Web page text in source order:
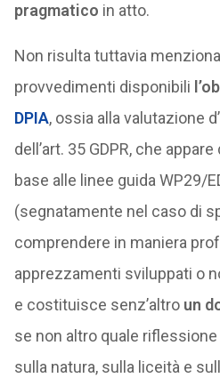
pragmatico in atto.
Non risulta tuttavia
provvedimenti disponibili
DPIA, ossia alla valutazione
dell’art. 35 GDPR, che
base alle linee guida WP29/
(segnatamente nel caso di
comprendere in maniera
apprezzamenti sviluppati o
e costituisce senz’altroun
se non altro quale
sulla natura, sulla liceità e